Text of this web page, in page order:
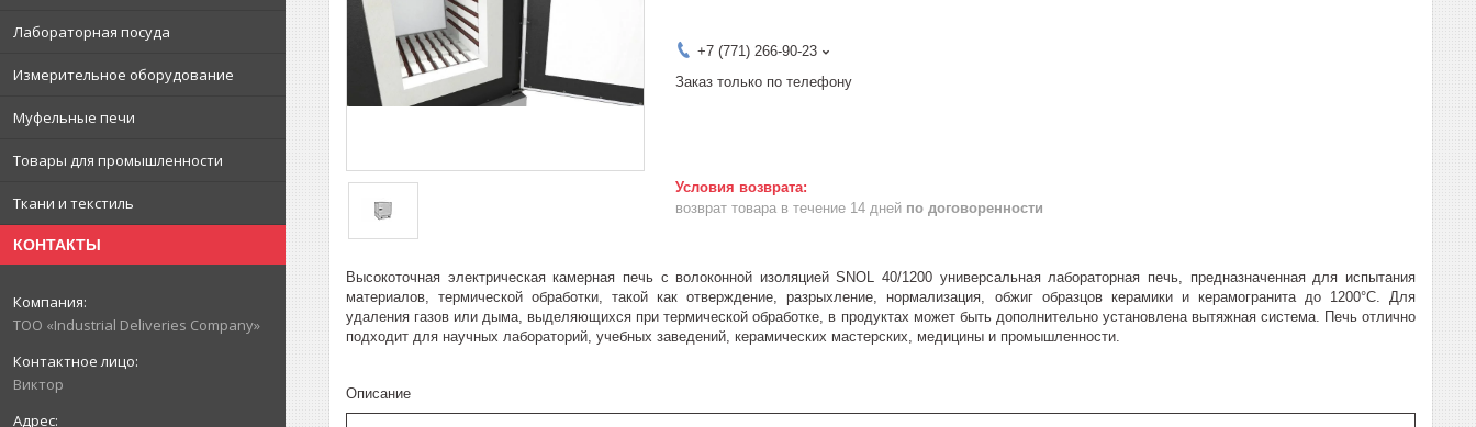
Лабораторная посуда
Измерительное оборудование
Муфельные печи
Товары для промышленности
Ткани и текстиль
КОНТАКТЫ
ТОО «Industrial Deliveries Company»
Виктор
+7 (771) 266-90-23
Заказ только по телефону
возврат товара в течение 14 дней по договоренности
Высокоточная электрическая камерная печь с волоконной изоляцией SNOL 40/1200 универсальная лабораторная печь, предназначенная для испытания
материалов, термической обработки, такой как отверждение, разрыхление, нормализация, обжиг образцов керамики и керамогранита до 1200°C. Для
удаления газов или дыма, выделяющихся при термической обработке, в продуктах может быть дополнительно установлена вытяжная система. Печь отлично
подходит для научных лабораторий, учебных заведений, керамических мастерских, медицины и промышленности.
Описание